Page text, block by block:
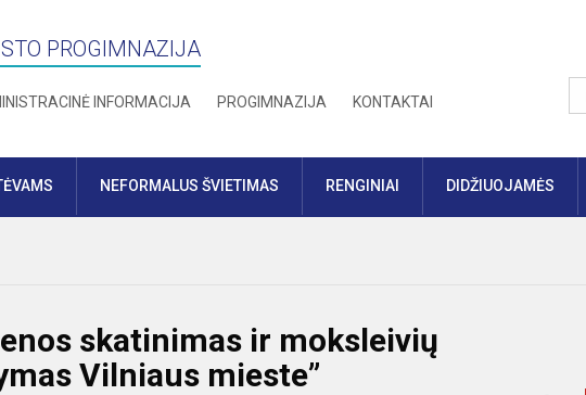
PROGIMNAZIJA
INFORMACIJA PROGIMNAZIJA KONTAKTAI
NEFORMALUS ŠVIETIMAS RENGINIAI DIDŽIUOJAMĖS
skatinimas ir moksleivių
Vilniaus mieste”